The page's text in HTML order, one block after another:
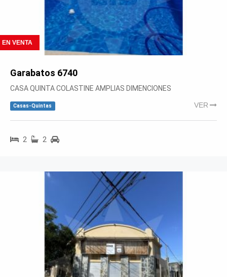
EN VENTA
Garabatos 6740
CASA QUINTA COLASTINE AMPLIAS DIMENCIONES
Casas-Quintas VER
2 2